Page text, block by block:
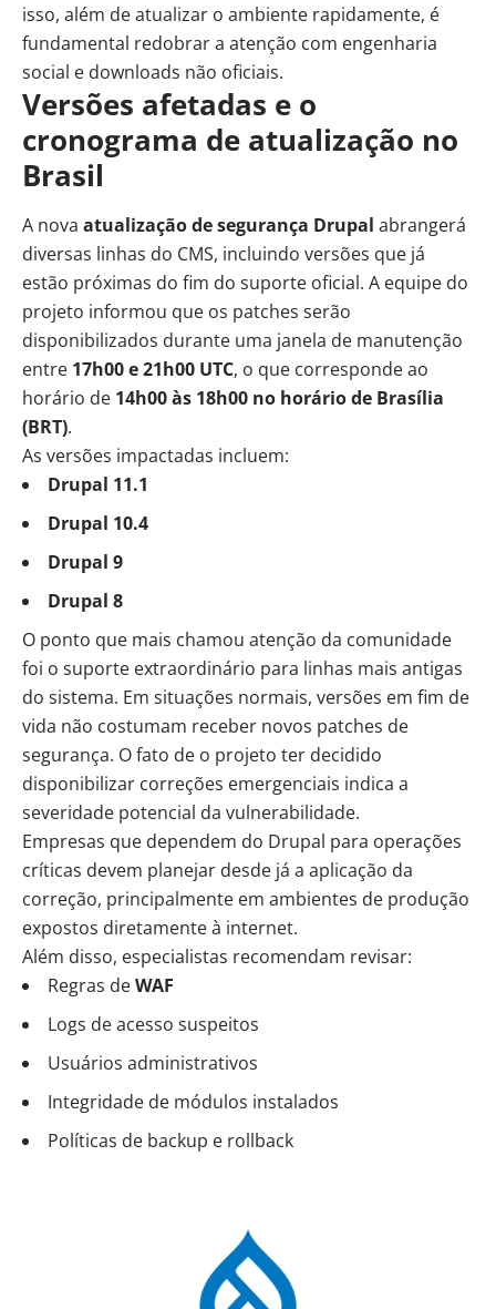
isso, além de atualizar o ambiente rapidamente, é
fundamental redobrar a atenção com engenharia
social e downloads não oficiais.
Versões afetadas e o
cronograma de atualização no
Brasil
A nova atualização de segurança Drupal abrangerá
diversas linhas do CMS, incluindo versões que já
estão próximas do fim do suporte oficial. A equipe do
projeto informou que os patches serão
disponibilizados durante uma janela de manutenção
entre 17h00 e 21h00 UTC, o que corresponde ao
horário de 14h00 às 18h00 no horário de Brasília
(BRT).
As versões impactadas incluem:
Drupal 11.1
Drupal 10.4
Drupal 9
Drupal 8
O ponto que mais chamou atenção da comunidade
foi o suporte extraordinário para linhas mais antigas
do sistema. Em situações normais, versões em fim de
vida não costumam receber novos patches de
segurança. O fato de o projeto ter decidido
disponibilizar correções emergenciais indica a
severidade potencial da vulnerabilidade.
Empresas que dependem do Drupal para operações
críticas devem planejar desde já a aplicação da
correção, principalmente em ambientes de produção
expostos diretamente à internet.
Além disso, especialistas recomendam revisar:
Regras deWAF
Logs de acesso suspeitos
Usuários administrativos
Integridade de módulos instalados
Políticas de backup e rollback